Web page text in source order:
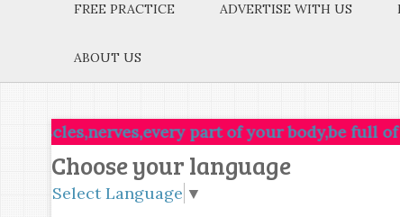
FREE PRACTICE ADVERTISE WITH US
ABOUT US
part of your body,be full of that idea
Choose your language
Select Language ▼